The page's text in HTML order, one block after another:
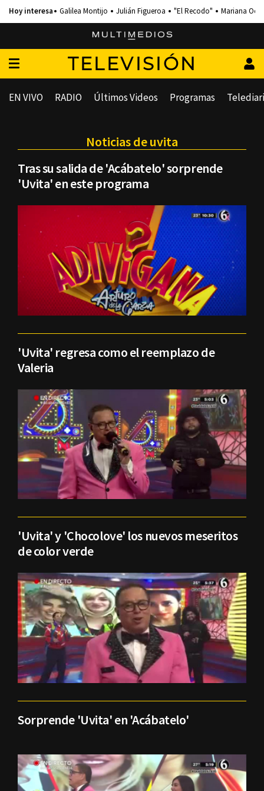
Galilea Montijo Julián Figueroa "El Recodo" Mariana
TELEVISIÓN
EN VIVO RADIO Últimos Videos Programas
Noticias de uvita
Tras su salida de 'Acábatelo' sorprende
'Uvita' en este programa
'Uvita' regresa como el reemplazo de
Valeria
'Uvita' y 'Chocolove' los nuevos meseritos
de color verde
Sorprende 'Uvita' en 'Acábatelo'